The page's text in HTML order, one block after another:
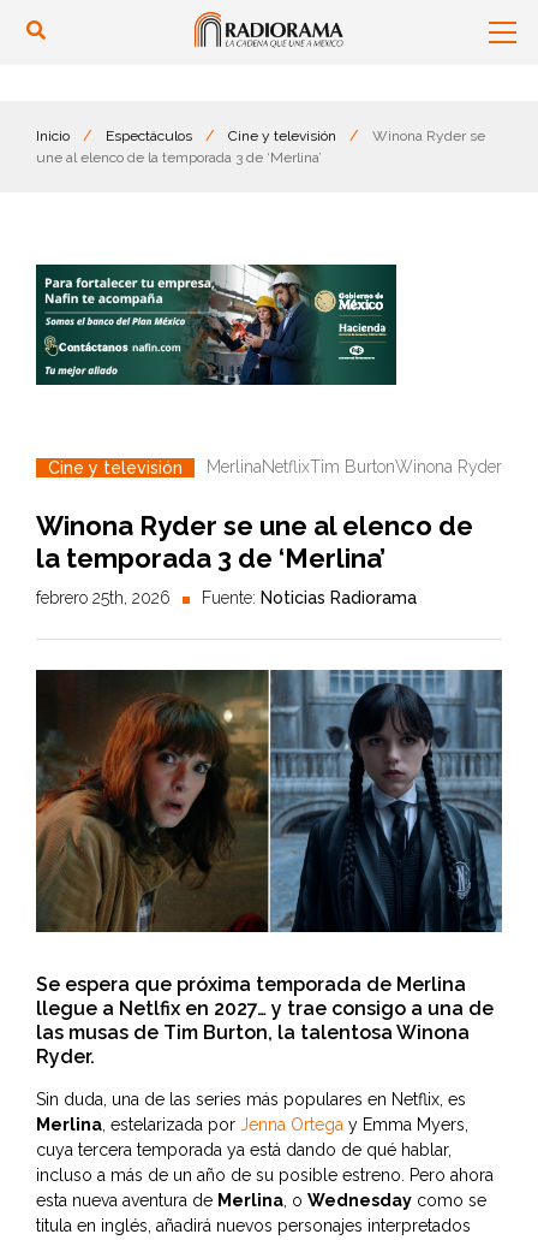
Inicio / Espectáculos / Cine y televisión /
Winona Ryder se
une al elenco de la temporada 3 de ‘Merlina’
Cine y televisión MerlinaNetflixTim BurtonWinona Ryder
Winona Ryder se une al elenco de
la temporada 3 de ‘Merlina’
febrero 25th, 2026 Fuente: Noticias Radiorama
Se espera que próxima temporada de Merlina
llegue a Netlfix en 2027… y trae consigo a una de
las musas de Tim Burton, la talentosa Winona
Ryder.
Sin duda, una de las series más populares en Netflix, es
Merlina, estelarizada por Jenna Ortega y Emma Myers,
cuya tercera temporada ya está dando de qué hablar,
incluso a más de un año de su posible estreno. Pero ahora
esta nueva aventura de Merlina, o Wednesday como se
titula en inglés, añadirá nuevos personajes interpretados